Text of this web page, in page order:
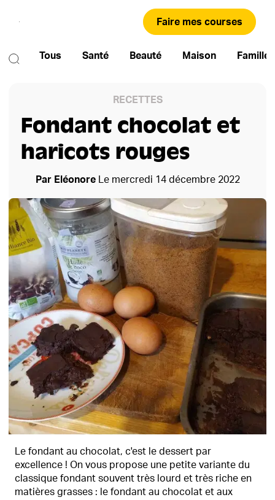
Faire mes courses
Tous Santé Beauté Maison Famille
RECETTES
Fondant chocolat et
haricots rouges
Par EléonoreLe mercredi 14 décembre 2022
Le fondant au chocolat, c'est le dessert par
excellence ! On vous propose une petite variante du
classique fondant souvent très lourd et très riche en
matières grasses : le fondant au chocolat et aux